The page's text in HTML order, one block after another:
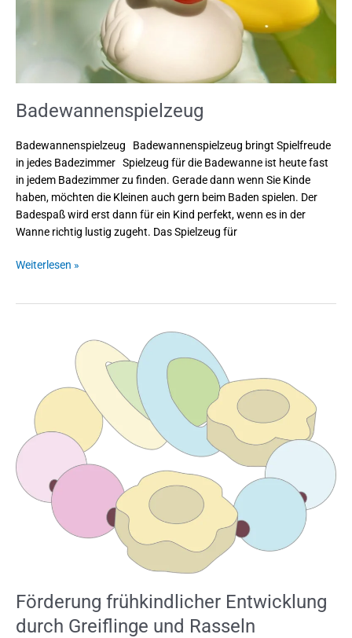
Badewannenspielzeug
Badewannenspielzeug Badewannenspielzeug bringt Spielfreude
in jedes Badezimmer Spielzeug für die Badewanne ist heute fast
in jedem Badezimmer zu finden. Gerade dann wenn Sie Kinde
haben, möchten die Kleinen auch gern beim Baden spielen. Der
Badespaß wird erst dann für ein Kind perfekt, wenn es in der
Wanne richtig lustig zugeht. Das Spielzeug für
Weiterlesen »
Förderung frühkindlicher Entwicklung
durch Greiflinge und Rasseln
frühkindlicher
Greiflinge
Rasseln